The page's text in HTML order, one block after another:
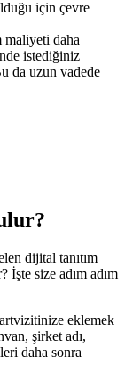
için çevre
maliyeti daha
istediğiniz
da uzun vadede
dijital tanıtım
İşte size adım adım
eklemek
şirket adı,
daha sonra